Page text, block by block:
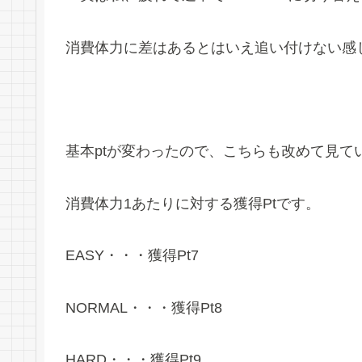
消費体力に差はあるとはいえ追い付けない感
基本ptが変わったので、こちらも改めて見て
消費体力1あたりに対する獲得Ptです。
EASY・・・獲得Pt7
NORMAL・・・獲得Pt8